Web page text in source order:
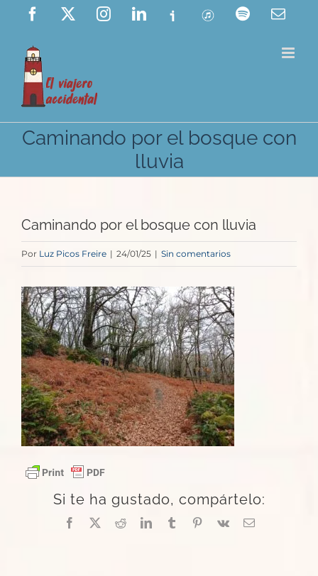
Saltar
contenido
Facebook InstagramLinkedIn
Ivoox ITunes Spotify
Caminando por el bosque con
lluvia
Caminando por el bosque con lluvia
Por Luz Picos Freire | 24/01/25 | Sin comentarios
Si te ha gustado, compártelo:
Facebook
X RedditLinkedInTumblrPinterest
Vk
Correo